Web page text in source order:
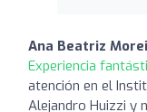
Ana Beatriz
Experiencia
atención en el
Alejandro Huizzi y